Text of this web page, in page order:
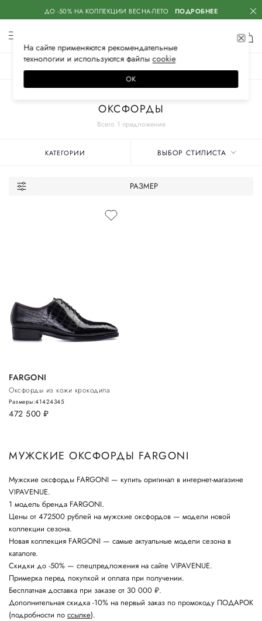
ДО -50% НА КОЛЛЕКЦИИ ВЕСНА-ЛЕТО ПОДРОБНЕЕ
Всего 1 предложение
ОКСФОРДЫ
КАТЕГОРИИ ВЫБОР СТИЛИСТА
РАЗМЕР
FARGONI
Оксфорды из кожи крокодила
472 500 руб.
Размеры:41424345
МУЖСКИЕ ОКСФОРДЫ FARGONI
Мужские оксфорды FARGONI — купить оригинал в интернет-магазине
VIPAVENUE.
1 модель бренда FARGONI.
Цены от 472500 рублей на мужские оксфордов — модели новой
коллекции сезона.
Новая коллекция FARGONI — самые актуальные модели сезона в
каталоге.
Скидки до -50% — спецпредложения на сайте VIPAVENUE.
Примерка перед покупкой и оплата при получении.
Бесплатная доставка при заказе от 30 000 ₽.
Дополнительная скидка -10% на первый заказ по промокоду ПОДАРОК
(подробности по ссылке).
На сайте применяются рекомендательные
технологии и используются файлысооkiе
ОК